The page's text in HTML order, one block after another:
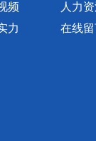
频
力
人力
在线